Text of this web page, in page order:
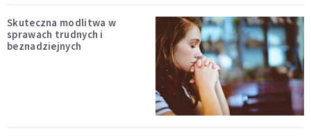
Skuteczna modlitwa w
sprawach trudnych i
beznadziejnych